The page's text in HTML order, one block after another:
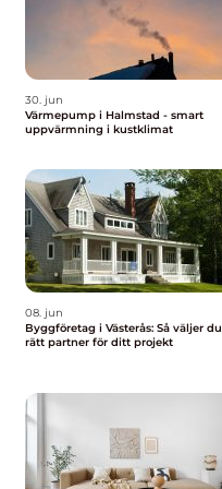
30. jun
Värmepump i Halmstad - smart
uppvärmning i kustklimat
08. jun
Byggföretag i Västerås: Så väljer du
rätt partner för ditt projekt